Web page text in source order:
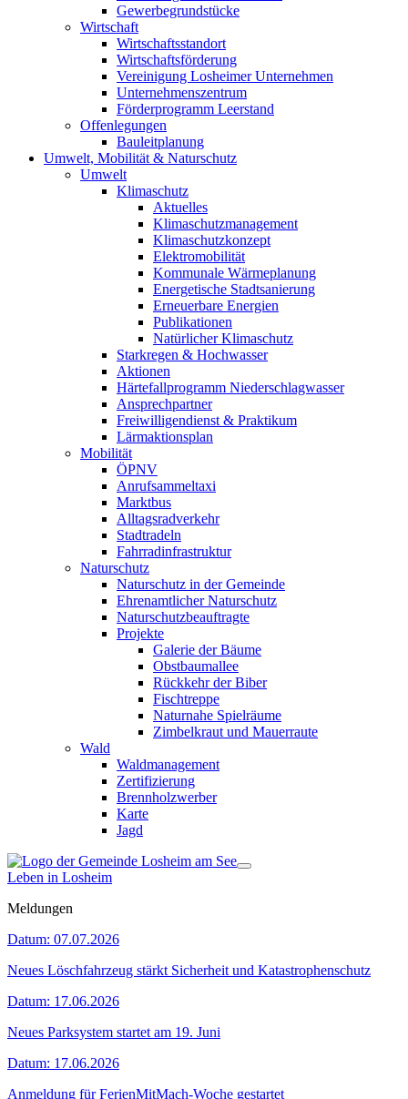
Gewerbegrundstücke
Wirtschaft
Wirtschaftsstandort
Wirtschaftsförderung
Vereinigung Losheimer Unternehmen
Unternehmenszentrum
Förderprogramm Leerstand
Offenlegungen
Bauleitplanung
Umwelt, Mobilität & Naturschutz
Umwelt
Klimaschutz
Aktuelles
Klimaschutzmanagement
Klimaschutzkonzept
Elektromobilität
Kommunale Wärmeplanung
Energetische Stadtsanierung
Erneuerbare Energien
Publikationen
Natürlicher Klimaschutz
Starkregen & Hochwasser
Aktionen
Härtefallprogramm Niederschlagwasser
Ansprechpartner
Freiwilligendienst & Praktikum
Lärmaktionsplan
Mobilität
ÖPNV
Anrufsammeltaxi
Marktbus
Alltagsradverkehr
Stadtradeln
Fahrradinfrastruktur
Naturschutz
Naturschutz in der Gemeinde
Ehrenamtlicher Naturschutz
Naturschutzbeauftragte
Projekte
Galerie der Bäume
Obstbaumallee
Rückkehr der Biber
Fischtreppe
Naturnahe Spielräume
Zimbelkraut und Mauerraute
Wald
Waldmanagement
Zertifizierung
Brennholzwerber
Karte
Jagd
Leben in Losheim
Meldungen
Datum: 07.07.2026
Neues Löschfahrzeug stärkt Sicherheit und Katastrophenschutz
Datum: 17.06.2026
Neues Parksystem startet am 19. Juni
Datum: 17.06.2026
Anmeldung für FerienMitMach-Woche gestartet